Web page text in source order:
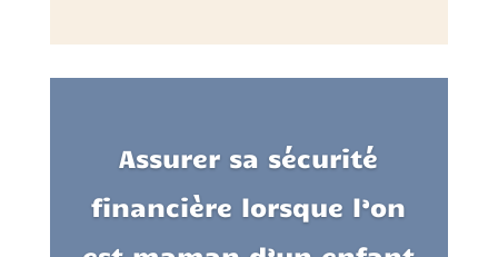
Assurer sa sécurité
financière lorsque l’on